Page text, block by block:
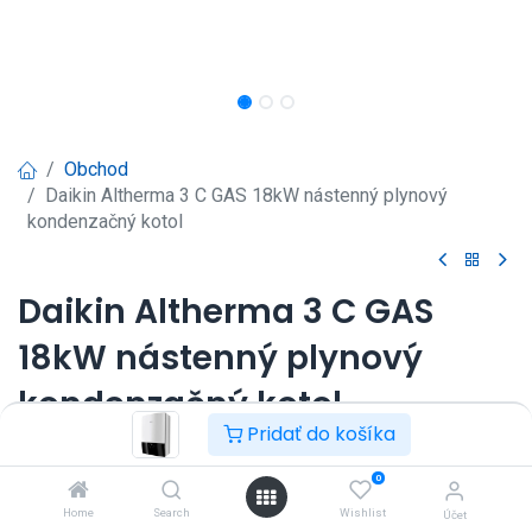
Pridať do košíka
Home Search
0
Wishlist Účet
Obchod
Daikin Altherma 3 C GAS 18kW nástenný plynový
kondenzačný kotol
Daikin Altherma 3 C GAS
18kW nástenný plynový
kondenzačný kotol
18 kW bez interného plniaceho ventilu, rozsah pri 80/60°C
je 2,8 - 16,6 kW, rozsah pri 50/30°C je 3,1 - 18,0 kW.
Prihlásenie|Registrácia pre